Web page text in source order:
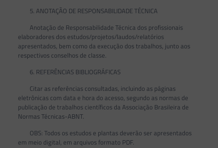
5. ANOTAÇÃO DE RESPONSABILIDADE TÉCNICA
Anotação de Responsabilidade Técnica dos profissionais
elaboradores dos estudos/projetos/laudos/relatórios
apresentados, bem como da execução dos trabalhos, junto aos
respectivos conselhos de classe.
6. REFERÊNCIAS BIBLIOGRÁFICAS
Citar as referências consultadas, incluindo as páginas
eletrônicas com data e hora do acesso, segundo as normas de
publicação de trabalhos científicos da Associação Brasileira de
Normas Técnicas-ABNT.
OBS: Todos os estudos e plantas deverão ser apresentados
em meio digital, em arquivos formato PDF.